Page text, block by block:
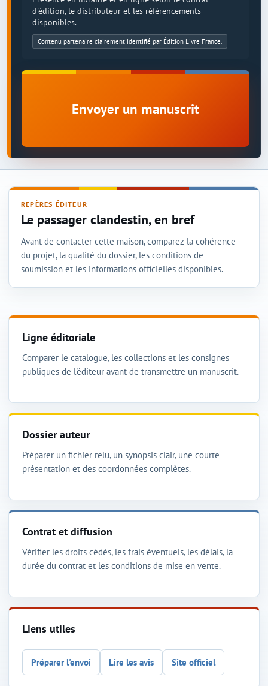
d'édition, le distributeur et les référencements
disponibles.
Contenu partenaire clairement identifié par Édition Livre France.
Envoyer un manuscrit
REPÈRES ÉDITEUR
Le passager clandestin, en bref
Avant de contacter cette maison, comparez la cohérence
du projet, la qualité du dossier, les conditions de
soumission et les informations officielles disponibles.
Ligne éditoriale
Comparer le catalogue, les collections et les consignes
publiques de l'éditeur avant de transmettre un manuscrit.
Dossier auteur
Préparer un fichier relu, un synopsis clair, une courte
présentation et des coordonnées complètes.
Contrat et diffusion
Vérifier les droits cédés, les frais éventuels, les délais, la
durée du contrat et les conditions de mise en vente.
Liens utiles
Préparer l'envoi Lire les avis Site officiel